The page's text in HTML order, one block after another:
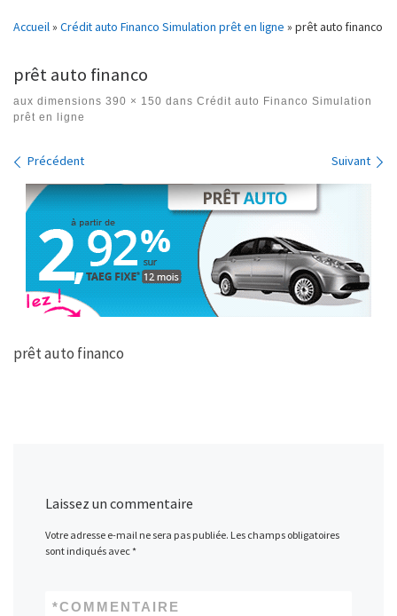
Accueil» Crédit auto Financo Simulation prêt en ligne » prêt auto financo
prêt auto financo
aux dimensions 390 × 150 dans Crédit auto Financo Simulation
prêt en ligne
Navigation des images
Précédent Suivant
prêt auto financo
Laissez un commentaire
Votre adresse e-mail ne sera pas publiée. Les champs obligatoires
sont indiqués avec*
COMMENTAIRE
*